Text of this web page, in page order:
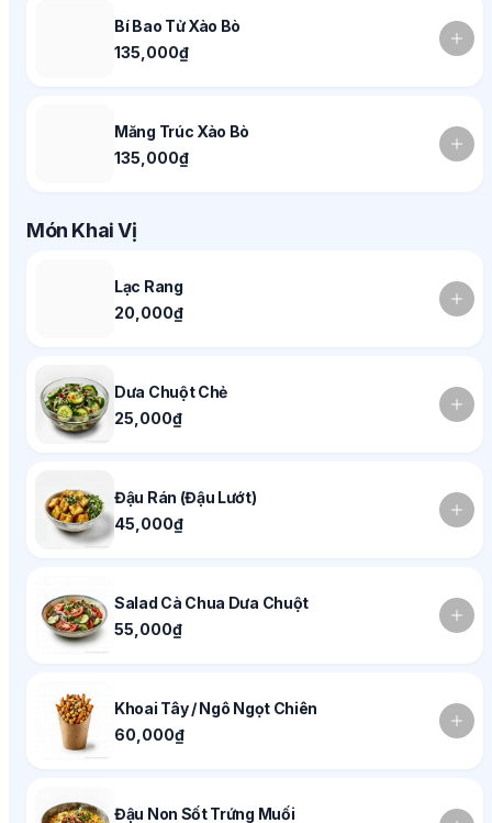
Bí Bao Tử Xào Bò
135,000₫
Măng Trúc Xào Bò
135,000₫
Món Khai Vị
Lạc Rang
20,000₫
Dưa Chuột Chẻ
25,000₫
Đậu Rán (Đậu Lướt)
45,000₫
Salad Cà Chua Dưa Chuột
55,000₫
Khoai Tây / Ngô Ngọt Chiên
60,000₫
Đậu Non Sốt Trứng Muối